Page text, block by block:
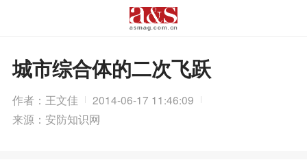
城市综合体的二次飞跃
作者：王文佳
2014-06-17 11:46:09
来源：安防知识网